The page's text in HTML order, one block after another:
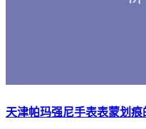
天津帕玛强尼手表表蒙划